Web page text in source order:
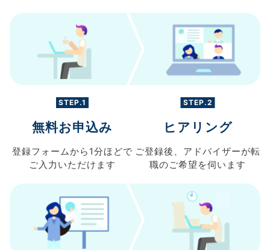
STEP.1
無料お申込み
登録フォームから 1分ほどで
ご入力 いただけます
STEP.2
ヒアリング
ご登録後、 アドバイザーが転
職のご希望を伺います